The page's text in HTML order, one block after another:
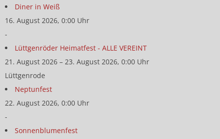
Diner in Weiß
16. August 2026, 0:00 Uhr
-
Lüttgenröder Heimatfest - ALLE VEREINT
21. August 2026 – 23. August 2026, 0:00 Uhr
Lüttgenrode
Neptunfest
22. August 2026, 0:00 Uhr
-
Sonnenblumenfest